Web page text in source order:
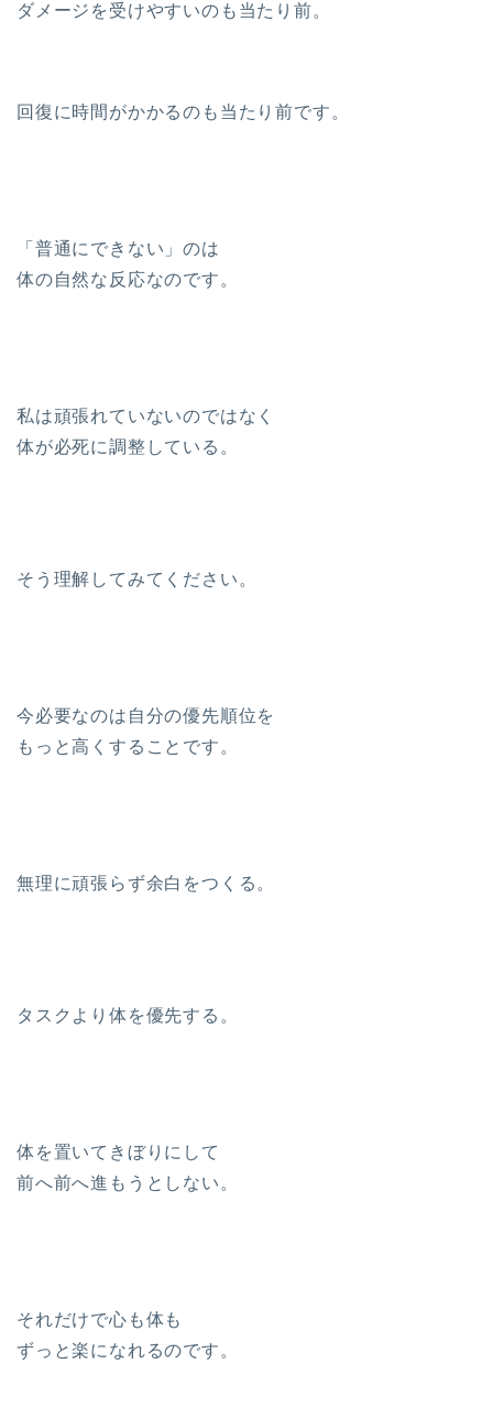
ダメージを受けやすいのも当たり前。
回復に時間がかかるのも当たり前です。
「普通にできない」のは
体の自然な反応なのです。
私は頑張れていないのではなく
体が必死に調整している。
そう理解してみてください。
今必要なのは自分の優先順位を
もっと高くすることです。
無理に頑張らず余白をつくる。
タスクより体を優先する。
体を置いてきぼりにして
前へ前へ進もうとしない。
それだけで心も体も
ずっと楽になれるのです。